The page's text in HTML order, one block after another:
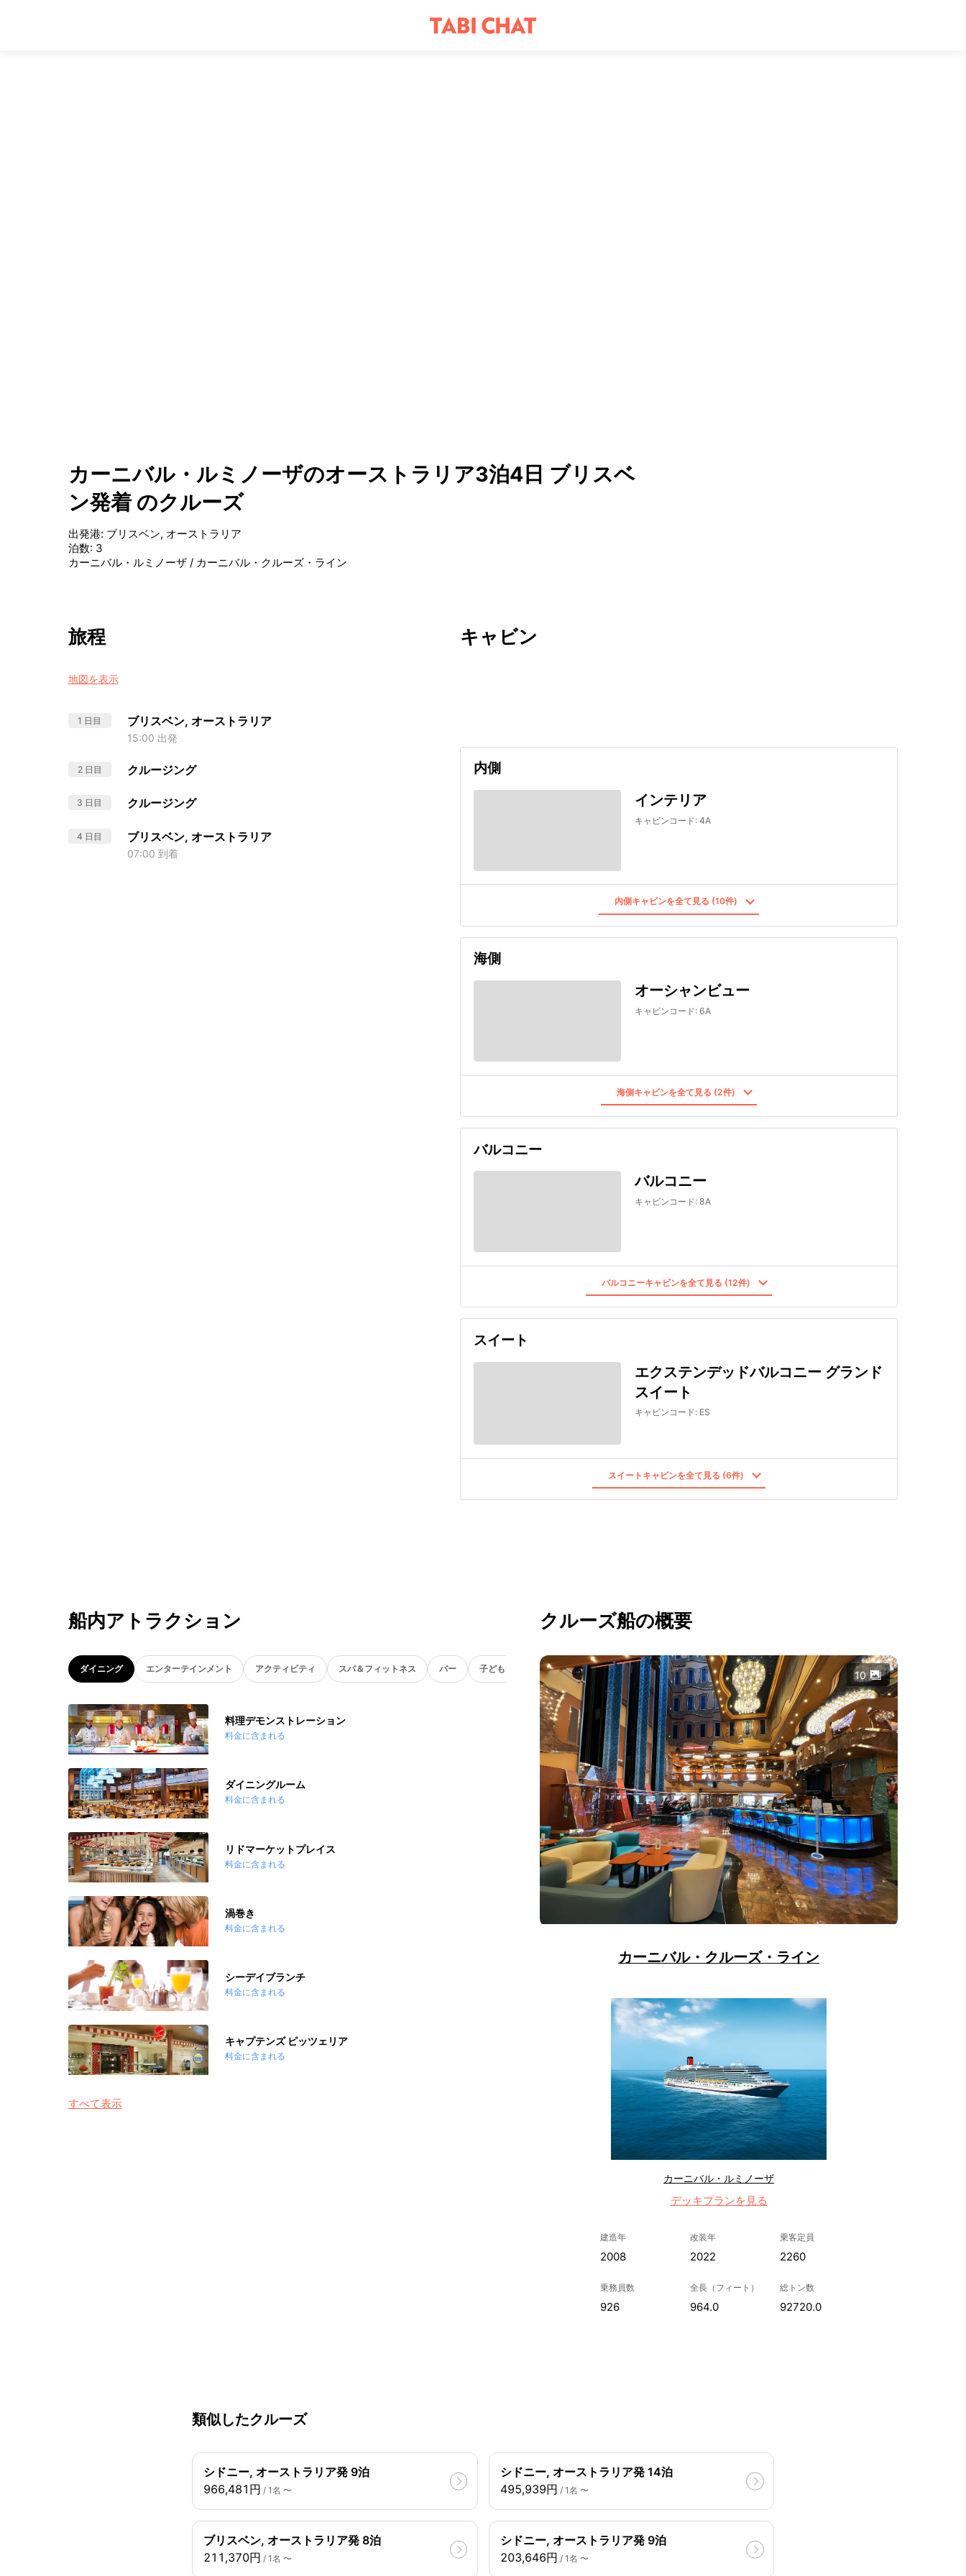
カーニバル・ルミノーザのオーストラリア3泊4日 ブリスベ
ン発着 のクルーズ
出発港: ブリスベン, オーストラリア
泊数: 3
カーニバル・ルミノーザ/ カーニバル・クルーズ・ライン
旅程
地図を表示
1 日目 ブリスベン, オーストラリア
15:00 出発
2 日目 クルージング
3 日目 クルージング
4 日目 ブリスベン, オーストラリア
07:00 到着
キャビン
内側
インテリア
キャビンコード: 4A
内側キャビンを全て見る (10件)
海側
オーシャンビュー
キャビンコード: 6A
海側キャビンを全て見る (2件)
バルコニー
バルコニー
キャビンコード: 8A
バルコニーキャビンを全て見る (12件)
スイート
エクステンデッドバルコニー グランド
スイート
キャビンコード: ES
スイートキャビンを全て見る (6件)
船内アトラクション
ダイニング エンターテインメント アクティビティ スパ＆フィットネス バー 子ども向け
料理デモンストレーション
料金に含まれる
ダイニングルーム
料金に含まれる
リドマーケットプレイス
料金に含まれる
渦巻き
料金に含まれる
シーデイブランチ
料金に含まれる
キャプテンズ ピッツェリア
料金に含まれる
すべて表示
クルーズ船の概要
10
カーニバル・クルーズ・ライン
カーニバル・ルミノーザ
デッキプランを見る
建造年
2008
改装年
2022
乗客定員
2260
乗務員数
926
全長（フィート）
964.0
総トン数
92720.0
類似したクルーズ
シドニー, オーストラリア発 9泊
966,481円 / 1名 〜
シドニー, オーストラリア発 14泊
495,939円 / 1名 〜
ブリスベン, オーストラリア発 8泊
211,370円 / 1名 〜
シドニー, オーストラリア発 9泊
203,646円 / 1名 〜